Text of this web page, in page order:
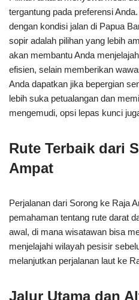
tergantung pada preferensi
dengan kondisi jalan di Papua
sopir adalah pilihan yang lebih
akan membantu Anda
efisien, selain memberikan
Anda dapatkan jika bepergian
lebih suka petualangan dan
mengemudi, opsi lepas kunci
Rute Terbaik dari
Ampat
Perjalanan dari Sorong ke Raja
pemahaman tentang rute darat
awal, di mana wisatawan bisa
menjelajahi wilayah pesisir
melanjutkan perjalanan laut ke
Jalur Utama dan